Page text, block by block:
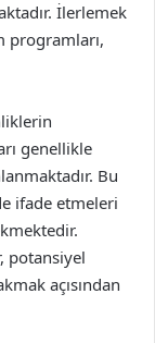
İlerlemek
programları,
genellikle
Bu
ifade etmeleri
potansiyel
açısından